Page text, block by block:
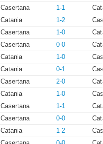
Casertana 1-1
Catania 1-2
Casertana 1-0
Casertana 0-0
Catania 1-0
Catania 0-1
Casertana 2-0
Catania 1-0
Casertana 1-1
Casertana 0-0
Catania 1-2